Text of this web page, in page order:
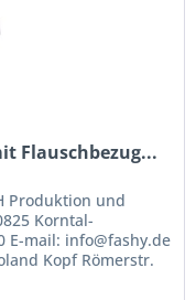
Flauschbezug...
Produktion und
Korntal-
E-mail: info@fashy.de
Kopf Römerstr.